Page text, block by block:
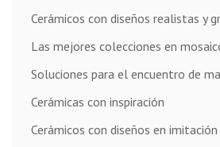
Cerámicos con diseños realistas y
Las mejores colecciones en
Soluciones para el encuentro de
Cerámicas con inspiración
Cerámicos con diseños en imitación